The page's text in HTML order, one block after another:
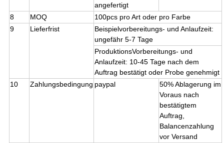
angefertigt
8 MOQ
100pcs pro Art oder pro Farbe
9
Lieferfrist
Beispielvorbereitungs- und Anlaufzeit:
ungefähr 5-7 Tage
ProduktionsVorbereitungs- und
Anlaufzeit: 10-45 Tage nach dem
Auftrag bestätigt oder Probe genehmigt
10
Zahlungsbedingung paypal
50% Ablagerung im
Voraus nach
bestätigtem
Auftrag,
Balancenzahlung
vor Versand